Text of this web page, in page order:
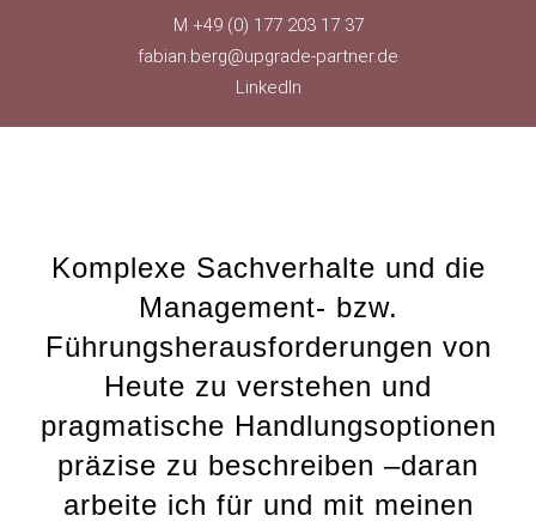
M +49 (0) 177 203 17 37
fabian.berg@upgrade-partner.de
LinkedIn
Komplexe Sachverhalte und die
Management- bzw.
Führungsherausforderungen von
Heute zu verstehen und
pragmatische Handlungsoptionen
präzise zu beschreiben –daran
arbeite ich für und mit meinen